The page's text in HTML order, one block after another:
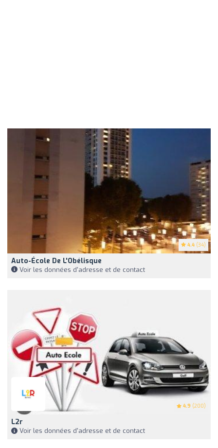
4.4 (34)
Auto-École De L'Obélisque
Voir les données d'adresse et de contact
4.9 (200)
L2r
Voir les données d'adresse et de contact